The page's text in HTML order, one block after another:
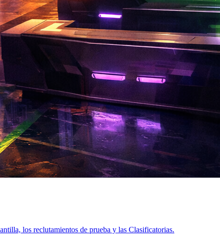
los reclutamientos de prueba y las Clasificatorias.